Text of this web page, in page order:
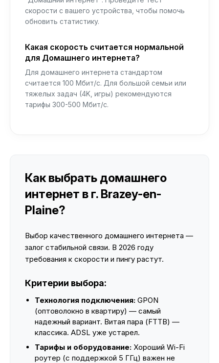
скорости с вашего устройства, чтобы помочь
обновить статистику.
Какая скорость считается нормальной
для Домашнего интернета?
Для домашнего интернета стандартом
считается 100 Мбит/с. Для большой семьи или
тяжелых задач (4K, игры) рекомендуются
тарифы 300-500 Мбит/с.
Как выбрать домашнего
интернет в г. Brazey-en-
Plaine?
Выбор качественного домашнего интернета —
залог стабильной связи. В 2026 году
требования к скорости и пингу растут.
Критерии выбора:
Технология подключения: GPON
(оптоволокно в квартиру) — самый
надежный вариант. Витая пара (FTTB) —
классика. ADSL уже устарел.
Тарифы и оборудование: Хороший Wi-Fi
роутер (с поддержкой 5 ГГц) важен не